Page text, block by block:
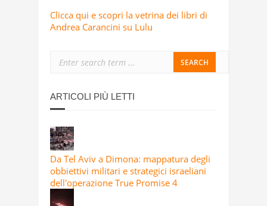
Clicca qui e scopri la vetrina dei libri di
Andrea Carancini su Lulu
ARTICOLI PIÙ LETTI
Da Tel Aviv a Dimona: mappatura degli
obbiettivi militari e strategici israeliani
dell'operazione True Promise 4